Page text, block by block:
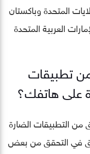
المتحدة وباكستان
العربية المتحدة
تطبيقات
على هاتفك؟
التطبيقات الضارة
في التحقق من بعض